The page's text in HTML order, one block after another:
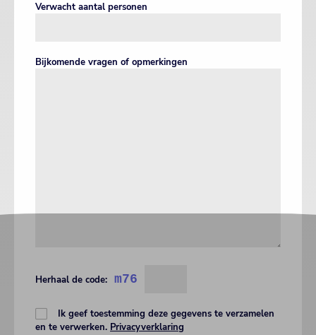
Verwacht aantal personen
Bijkomende vragen of opmerkingen
Herhaal de code: m76
Ik geef toestemming deze gegevens te verzamelen
en te verwerken. Privacyverklaring